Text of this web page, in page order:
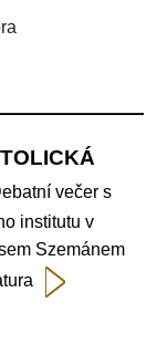
večer s
institutu v
Szemánem